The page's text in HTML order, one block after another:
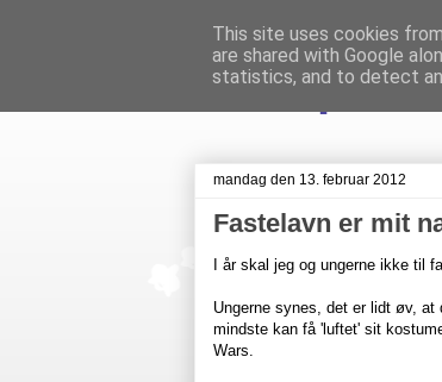
Livet på
mandag den 13. februar 2012
Fastelavn er mit
I år skal jeg og ungerne ikke til
Ungerne synes, det er lidt øv,
mindste kan få 'luftet' sit
Wars.
This site uses cookies
are shared with Google
statistics, and to detect